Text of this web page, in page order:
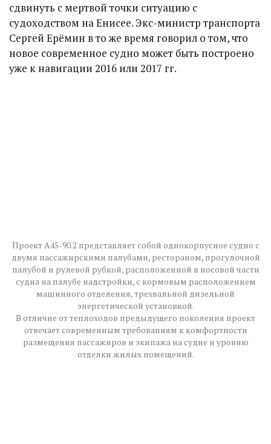
сдвинуть с мертвой точки ситуацию с
судоходством на Енисее. Экс-министр транспорта
Сергей Ерёмин в то же время говорил о том, что
новое современное судно может быть построено
уже к навигации 2016 или 2017 гг.
Проект А45-90.2 представляет собой однокорпусное судно с
двумя пассажирскими палубами, рестораном, прогулочной
палубой и рулевой рубкой, расположенной в носовой части
судна на палубе надстройки, с кормовым расположением
машинного отделения, трехвальной дизельной
энергетической установкой.
В отличие от теплоходов предыдущего поколения проект
отвечает современным требованиям к комфортности
размещения пассажиров и экипажа на судне и уровню
отделки жилых помещений.